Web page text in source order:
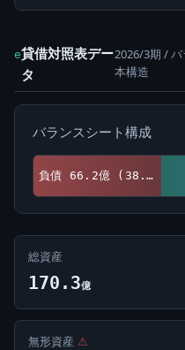
e貸借対照表デー
タ
2026/3期 /
本構造
バランスシート構成
負債 66.2億 (38.9%)
総資産
170.3億
無形資産 ⚠